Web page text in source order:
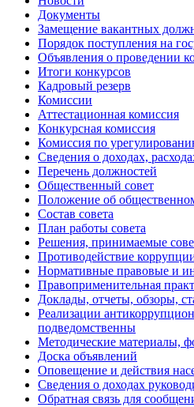
Документы
Замещение вакантных
Порядок поступления на
Объявления о проведении
Итоги конкурсов
Кадровый резерв
Комиссии
Аттестационная комиссия
Конкурсная комиссия
Комиссия по
Сведения о доходах,
Перечень должностей
Общественный совет
Положение об
Состав совета
План работы совета
Решения, принимаемые
Противодействие
Нормативные правовые и
Правоприменительная
Доклады, отчеты, обзоры,
Реализации
подведомственны
Методические материалы,
Доска объявлений
Оповещение и действия
Сведения о доходах
Обратная связь для